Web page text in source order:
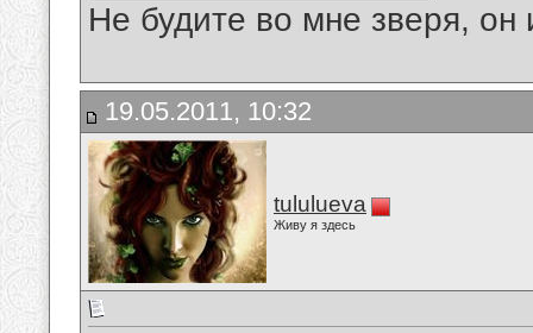
Не будите во мне зверя, он
19.05.2011, 10:32
tululueva
Живу я здесь